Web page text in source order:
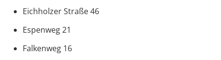
Eichholzer Straße 46
Espenweg 21
Falkenweg 16